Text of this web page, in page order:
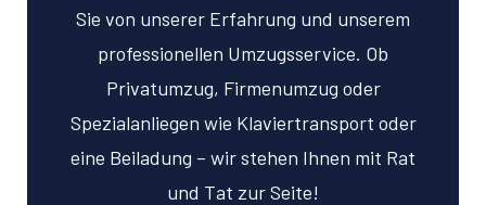
Sie von unserer Erfahrung und unserem
professionellen Umzugsservice. Ob
Privatumzug, Firmenumzug oder
Spezialanliegen wie Klaviertransport oder
eine Beiladung – wir stehen Ihnen mit Rat
und Tat zur Seite!